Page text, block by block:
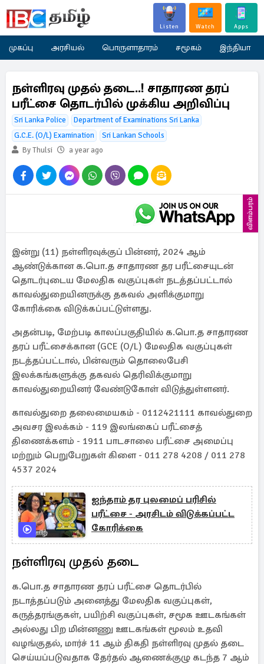
Listen Watch Apps
முகப்பு அரசியல் பொருளாதாரம் சமூகம் இந்தியா
நள்ளிரவு முதல் தடை..! சாதாரண தரப்
பரீட்சை தொடர்பில் முக்கிய அறிவிப்பு
Sri Lanka Police
Department of Examinations Sri Lanka
G.C.E. (O/L) Examination
Sri Lankan Schools
By Thulsi
a year ago
விளம்பரம்
இன்று (11) நள்ளிரவுக்குப் பின்னர், 2024 ஆம்
ஆண்டுக்கான க.பொ.த சாதாரண தர பரீட்சையுடன்
தொடர்புடைய மேலதிக வகுப்புகள் நடத்தப்பட்டால்
காவல்துறையினருக்கு தகவல் அளிக்குமாறு
கோரிக்கை விடுக்கப்பட்டுள்ளது.
அதன்படி, மேற்படி காலப்பகுதியில் க.பொ.த சாதாரண
தரப் பரீட்சைக்கான (GCE (O/L) மேலதிக வகுப்புகள்
நடத்தப்பட்டால், பின்வரும் தொலைபேசி
இலக்கங்களுக்கு தகவல் தெரிவிக்குமாறு
காவல்துறையினர் வேண்டுகோள் விடுத்துள்ளனர்.
காவல்துறை தலைமையகம் - 0112421111 காவல்துறை
அவசர இலக்கம் - 119 இலங்கைப் பரீட்சைத்
திணைக்களம் - 1911 பாடசாலை பரீட்சை அமைப்பு
மற்றும் பெறுபேறுகள் கிளை - 011 278 4208 / 011 278
4537 2024
ஐந்தாம் தர புலமைப் பரிசில்
பரீட்சை - அரசிடம் விடுக்கப்பட்ட
கோரிக்கை
நள்ளிரவு முதல் தடை
க.பொ.த சாதாரண தரப் பரீட்சை தொடர்பில்
நடாத்தப்படும் அனைத்து மேலதிக வகுப்புகள்,
கருத்தரங்குகள், பயிற்சி வகுப்புகள், சமூக ஊடகங்கள்
அல்லது பிற மின்னணு ஊடகங்கள் மூலம் உதவி
வழங்குதல், மார்ச் 11 ஆம் திகதி நள்ளிரவு முதல் தடை
செய்யப்படுவதாக தேர்தல் ஆணைக்குழு கடந்த 7 ஆம்